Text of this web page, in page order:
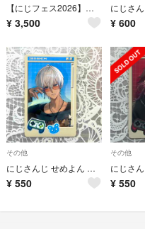
【にじフェス2026】クリアバッグ
¥ 3,500 ¥ 600
その他
にじさんじ せめよん ポップアップ イブラヒム
¥ 550
その他
¥ 550